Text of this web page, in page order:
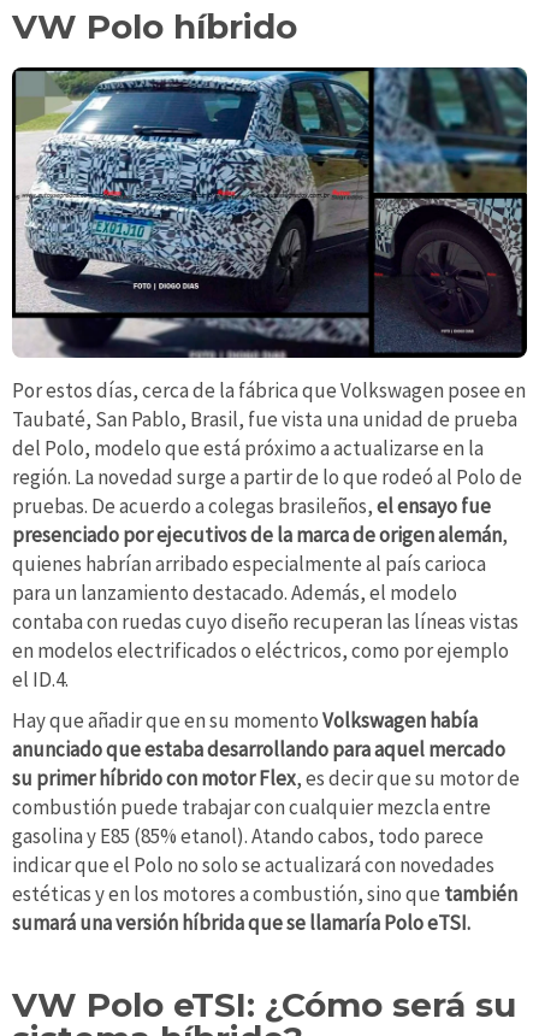
VW Polo híbrido
Por estos días, cerca de la fábrica que Volkswagen posee en
Taubaté, San Pablo, Brasil, fue vista una unidad de prueba
del Polo, modelo que está próximo a actualizarse en la
región. La novedad surge a partir de lo que rodeó al Polo de
pruebas. De acuerdo a colegas brasileños,el ensayo fue
presenciado por ejecutivos de la marca de origen alemán,
quienes habrían arribado especialmente al país carioca
para un lanzamiento destacado. Además, el modelo
contaba con ruedas cuyo diseño recuperan las líneas vistas
en modelos electrificados o eléctricos, como por ejemplo
el ID.4.
Hay que añadir que en su momentoVolkswagen había
anunciado que estaba desarrollando para aquel mercado
su primer híbrido con motor Flex, es decir que su motor de
combustión puede trabajar con cualquier mezcla entre
gasolina y E85 (85% etanol). Atando cabos, todo parece
indicar que el Polo no solo se actualizará con novedades
estéticas y en los motores a combustión, sino que también
sumará una versión híbrida que se llamaría Polo eTSI.
VW Polo eTSI: ¿Cómo será su